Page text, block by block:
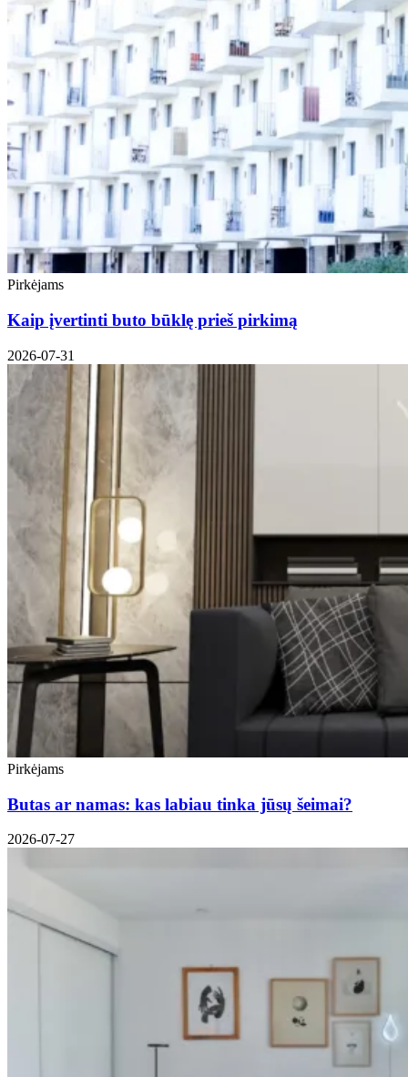
Pirkėjams
Kaip įvertinti buto būklę prieš pirkimą
2026-07-31
Pirkėjams
Butas ar namas: kas labiau tinka jūsų šeimai?
2026-07-27